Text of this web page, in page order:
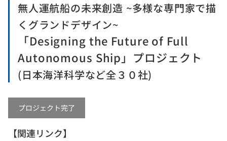
無人運航船の未来創造 ~多様な専門家で描
くグランドデザイン~
「Designing the Future of Full
Autonomous Ship」プロジェクト
(日本海洋科学など全３０社)
プロジェクト完了
【関連リンク】